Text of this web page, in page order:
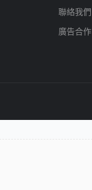
聯絡我們
廣告合作